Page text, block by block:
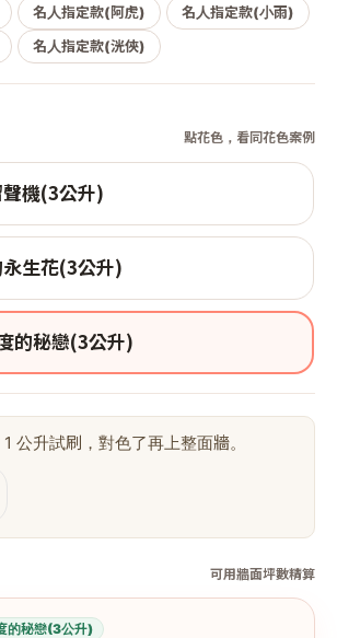
名人指定款(阿虎)
名人指定款(小雨)
名人指定款(洸俠)
點花色，看同花色案例
機(3公升)
生花(3公升)
的秘戀(3公升)
公升試刷，對色了再上整面牆。
可用牆面坪數精算
的秘戀(3公升)